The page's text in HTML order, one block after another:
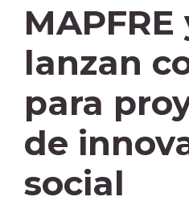
MAPFRE
lanzan
para
de
social